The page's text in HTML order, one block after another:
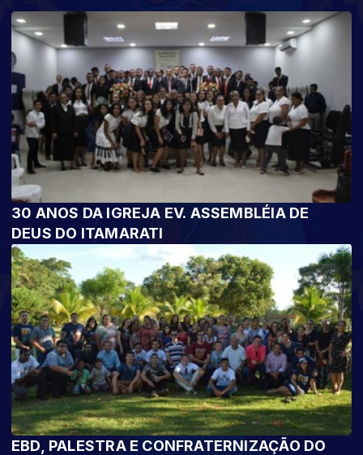
30 ANOS DA IGREJA EV. ASSEMBLÉIA DE
DEUS DO ITAMARATI
EBD, PALESTRA E CONFRATERNIZAÇÃO DO